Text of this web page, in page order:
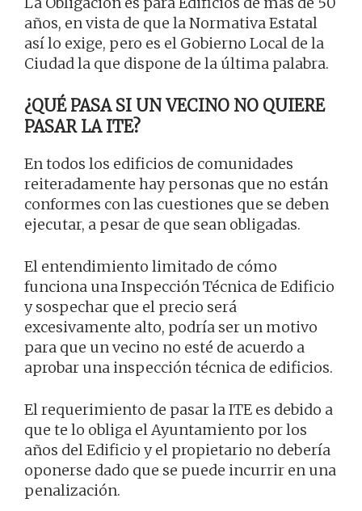
años, en vista de que la Normativa Estatal
así lo exige, pero es el Gobierno Local de la
Ciudad la que dispone de la última palabra.
¿QUÉ PASA SI UN VECINO NO QUIERE
PASAR LA ITE?
En todos los edificios de comunidades
reiteradamente hay personas que no están
conformes con las cuestiones que se deben
ejecutar, a pesar de que sean obligadas.
El entendimiento limitado de cómo
funciona una Inspección Técnica de Edificio
y sospechar que el precio será
excesivamente alto, podría ser un motivo
para que un vecino no esté de acuerdo a
aprobar una inspección técnica de edificios.
El requerimiento de pasar la ITE es debido a
que te lo obliga el Ayuntamiento por los
años del Edificio y el propietario no debería
oponerse dado que se puede incurrir en una
penalización.